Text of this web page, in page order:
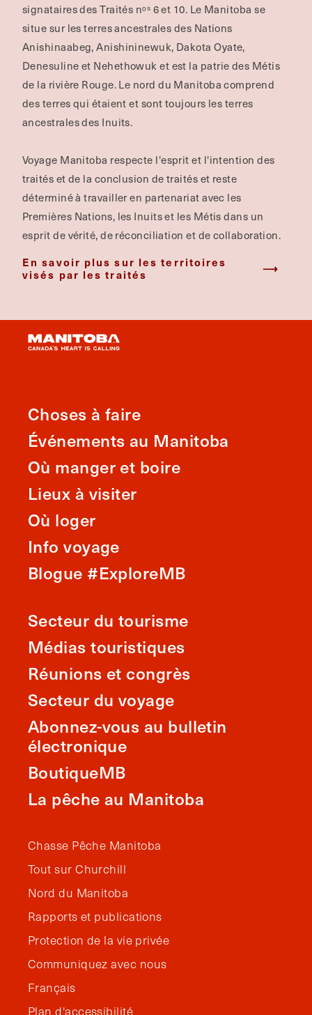
signataires des Traités nᵒˢ 6 et 10. Le Manitoba se
situe sur les terres ancestrales des Nations
Anishinaabeg, Anishininewuk, Dakota Oyate,
Denesuline et Nehethowuk et est la patrie des Métis
de la rivière Rouge. Le nord du Manitoba comprend
des terres qui étaient et sont toujours les terres
ancestrales des Inuits.
Voyage Manitoba respecte l'esprit et l'intention des
traités et de la conclusion de traités et reste
déterminé à travailler en partenariat avec les
Premières Nations, les Inuits et les Métis dans un
esprit de vérité, de réconciliation et de collaboration.
En savoir plus sur les territoires
visés par les traités
Choses à faire
Événements au Manitoba
Où manger et boire
Lieux à visiter
Où loger
Info voyage
Blogue #ExploreMB
Secteur du tourisme
Médias touristiques
Réunions et congrès
Secteur du voyage
Abonnez-vous au bulletin
électronique
BoutiqueMB
La pêche au Manitoba
Chasse Pêche Manitoba
Tout sur Churchill
Nord du Manitoba
Rapports et publications
Protection de la vie privée
Communiquez avec nous
Français
Plan d'accessibilité